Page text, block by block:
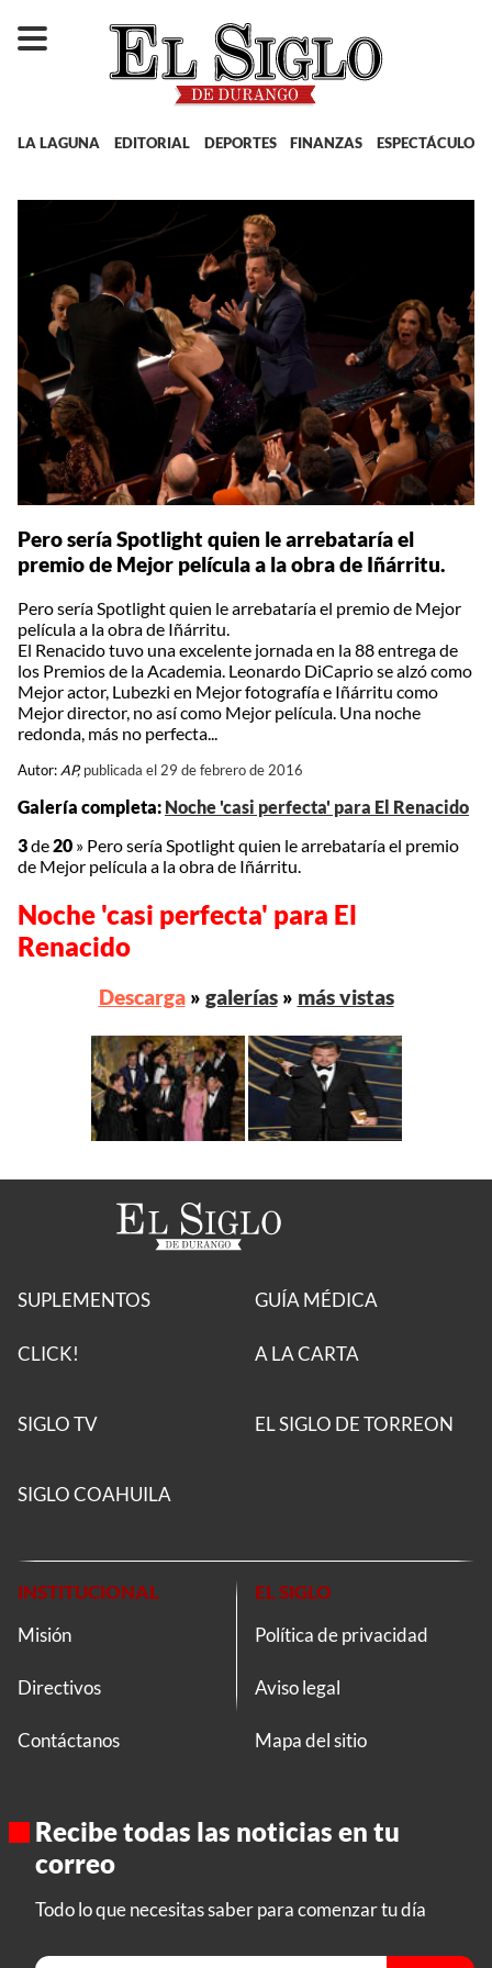
LA LAGUNA EDITORIAL DEPORTES FINANZAS ESPECTÁCULOS
Pero sería Spotlight quien le arrebataría el
premio de Mejor película a la obra de Iñárritu.
Pero sería Spotlight quien le arrebataría el premio de Mejor
película a la obra de Iñárritu.
El Renacido tuvo una excelente jornada en la 88 entrega de
los Premios de la Academia. Leonardo DiCaprio se alzó como
Mejor actor, Lubezki en Mejor fotografía e Iñárritu como
Mejor director, no así como Mejor película. Una noche
redonda, más no perfecta...
Autor: AP, publicada el 29 de febrero de 2016
Galería completa: Noche 'casi perfecta' para El Renacido
3de20 » Pero sería Spotlight quien le arrebataría el premio
de Mejor película a la obra de Iñárritu.
Noche 'casi perfecta' para El
Renacido
Descarga» galerías» más vistas
SUPLEMENTOS
CLICK!
GUÍA MÉDICA
A LA CARTA
SIGLO TV EL SIGLO DE TORREON
SIGLO COAHUILA
INSTITUCIONAL
Misión
Directivos
Contáctanos
EL SIGLO
Política de privacidad
Aviso legal
Mapa del sitio
Recibe todas las noticias en tu
correo
Todo lo que necesitas saber para comenzar tu día